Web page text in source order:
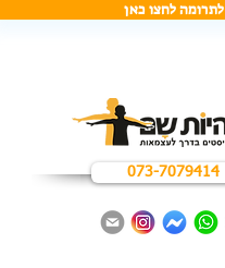
לתרומה לחצו כאן
073-7079414